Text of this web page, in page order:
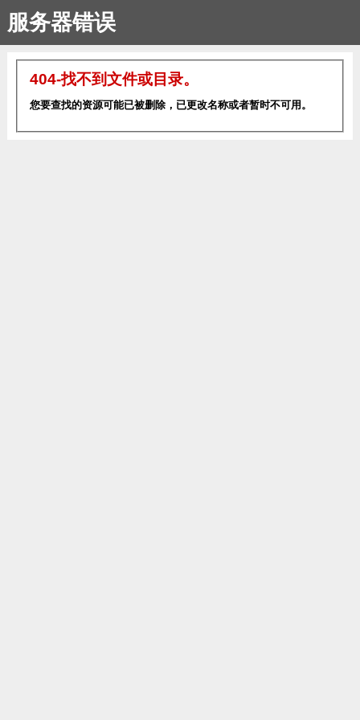
服务器错误
404-找不到文件或目录。
您要查找的资源可能已被删除，已更改名称或者暂时不可用。